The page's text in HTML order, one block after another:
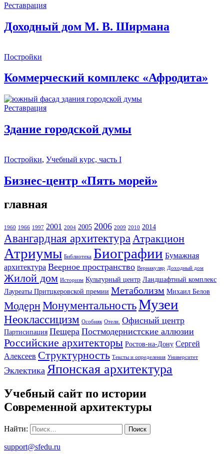
Реставрация
Доходный дом М. В. Ширмана
Постройки
Коммерческий комплекс «Афродита»
Реставрация
Здание городской думы
Постройки, Учебный курс, часть I
Бизнес-центр «Пять морей»
главная
1960 1966 1997 2001 2004 2005 2006 2009 2010 2014
Авангардная архитектура Атракцион
Атриумы Библиотека Биографии Бумажная
архитектура Веерное пространство Вернакуляр Доходный дом
Жилой дом Историзм Культурный центр Ландшафтный комплекс
Лауреаты Притцкеровской премии Метаболизм Михаил Белов
МодернМонументальностьМузеи
Неоклассицизм Особняк Отели. Офисный центр
Партисипация Пещера Постмодернистские аллюзии
Российские архитекторы Ростов-на-Дону Сергей
Алексеев Структурность Тексты и определения Университет
Эклектика Японская архитектура
Учебный сайт по истории
Современной архитектуры
Найти:
support@sfedu.ru